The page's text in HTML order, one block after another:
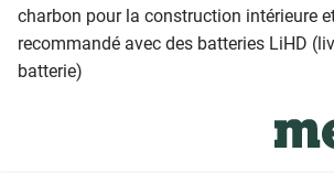
charbon pour la construction intérieure
recommandé avec des batteries LiHD
batterie)